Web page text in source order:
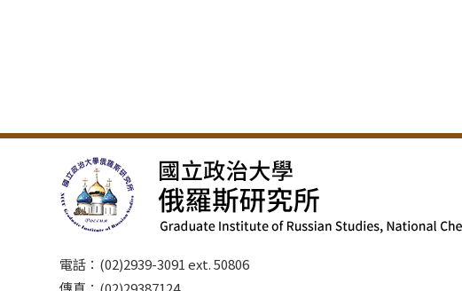
電話：(02)2939-3091 ext. 50806